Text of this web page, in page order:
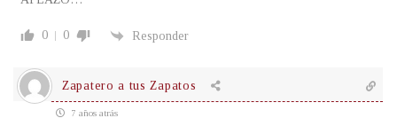
0 0 Responder
Zapatero a tus Zapatos
7 años atrás